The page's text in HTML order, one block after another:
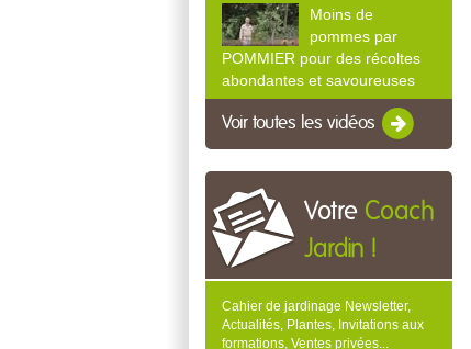
Moins de
pommes par
POMMIER pour des récoltes
abondantes et savoureuses
Voir toutes les vidéos
Votre Coach
Jardin !
Cahier de jardinage Newsletter,
Actualités, Plantes, Invitations aux
formations, Ventes privées...